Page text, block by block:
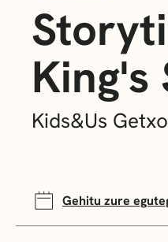
King's
Kids&Us
Gehitu zure